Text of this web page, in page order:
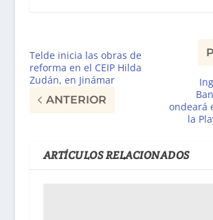
Telde inicia las obras de
reforma en el CEIP Hilda
Zudán, en Jinámar
ANTERIOR
ondeará
la
ARTÍCULOS RELACIONADOS